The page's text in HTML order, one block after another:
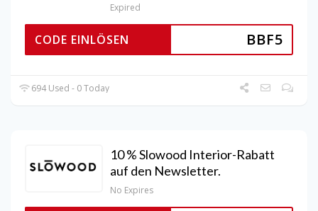
Expired
BBF5
CODE EINLÖSEN
694 Used - 0 Today
10 % Slowood Interior-Rabatt
auf den Newsletter.
No Expires